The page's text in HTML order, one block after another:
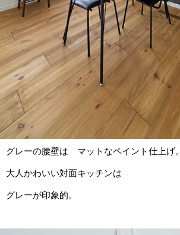
グレーの腰壁は マットなペイント仕上げ。
大人かわいい対面キッチンは
グレーが印象的。